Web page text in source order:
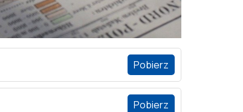
Pobierz
Pobierz